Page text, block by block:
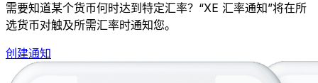
需要知道某个货币何时达到特定汇率？“XE 汇率通知”将在所
选货币对触及所需汇率时通知您。
创建通知